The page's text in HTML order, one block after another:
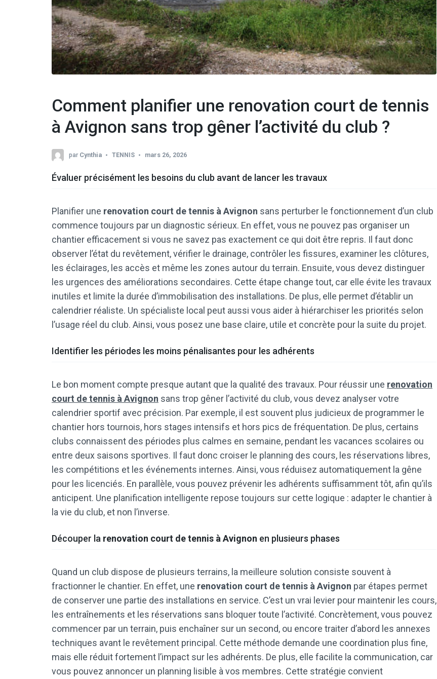
Comment planifier une renovation court de tennis
à Avignon sans trop gêner l’activité du club ?
par Cynthia TENNIS mars 26, 2026
Évaluer précisément les besoins du club avant de lancer les travaux
Planifier une renovation court de tennis à Avignon sans perturber le fonctionnement d’un club
commence toujours par un diagnostic sérieux. En effet, vous ne pouvez pas organiser un
chantier efficacement si vous ne savez pas exactement ce qui doit être repris. Il faut donc
observer l’état du revêtement, vérifier le drainage, contrôler les fissures, examiner les clôtures,
les éclairages, les accès et même les zones autour du terrain. Ensuite, vous devez distinguer
les urgences des améliorations secondaires. Cette étape change tout, car elle évite les travaux
inutiles et limite la durée d’immobilisation des installations. De plus, elle permet d’établir un
calendrier réaliste. Un spécialiste local peut aussi vous aider à hiérarchiser les priorités selon
l’usage réel du club. Ainsi, vous posez une base claire, utile et concrète pour la suite du projet.
Identifier les périodes les moins pénalisantes pour les adhérents
Le bon moment compte presque autant que la qualité des travaux. Pour réussir une renovation
court de tennis à Avignon sans trop gêner l’activité du club, vous devez analyser votre
calendrier sportif avec précision. Par exemple, il est souvent plus judicieux de programmer le
chantier hors tournois, hors stages intensifs et hors pics de fréquentation. De plus, certains
clubs connaissent des périodes plus calmes en semaine, pendant les vacances scolaires ou
entre deux saisons sportives. Il faut donc croiser le planning des cours, les réservations libres,
les compétitions et les événements internes. Ainsi, vous réduisez automatiquement la gêne
pour les licenciés. En parallèle, vous pouvez prévenir les adhérents suffisamment tôt, afin qu’ils
anticipent. Une planification intelligente repose toujours sur cette logique : adapter le chantier à
la vie du club, et non l’inverse.
Découper la renovation court de tennis à Avignon en plusieurs phases
Quand un club dispose de plusieurs terrains, la meilleure solution consiste souvent à
fractionner le chantier. En effet, une renovation court de tennis à Avignon par étapes permet
de conserver une partie des installations en service. C’est un vrai levier pour maintenir les cours,
les entraînements et les réservations sans bloquer toute l’activité. Concrètement, vous pouvez
commencer par un terrain, puis enchaîner sur un second, ou encore traiter d’abord les annexes
techniques avant le revêtement principal. Cette méthode demande une coordination plus fine,
mais elle réduit fortement l’impact sur les adhérents. De plus, elle facilite la communication, car
vous pouvez annoncer un planning lisible à vos membres. Cette stratégie convient